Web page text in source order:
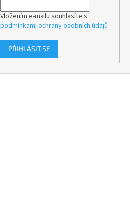
Vložením e-mailu souhlasíte s
podmínkami ochrany osobních údajů
PŘIHLÁSIT SE